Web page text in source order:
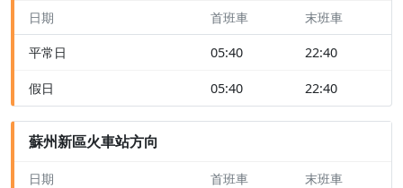
日期 首班車 末班車
平常日 05:40 22:40
假日 05:40 22:40
蘇州新區火車站方向
日期 首班車 末班車